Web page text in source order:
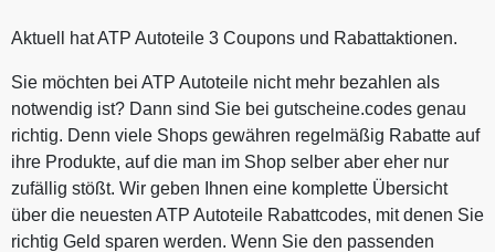
Aktuell hat ATP Autoteile 3 Coupons und Rabattaktionen.
Sie möchten bei ATP Autoteile nicht mehr bezahlen als
notwendig ist? Dann sind Sie bei gutscheine.codes genau
richtig. Denn viele Shops gewähren regelmäßig Rabatte auf
ihre Produkte, auf die man im Shop selber aber eher nur
zufällig stößt. Wir geben Ihnen eine komplette Übersicht
über die neuesten ATP Autoteile Rabattcodes, mit denen Sie
richtig Geld sparen werden. Wenn Sie den passenden